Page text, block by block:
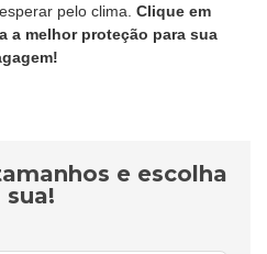
pelo clima. Clique em
a melhor proteção para sua
e escolha
sua!